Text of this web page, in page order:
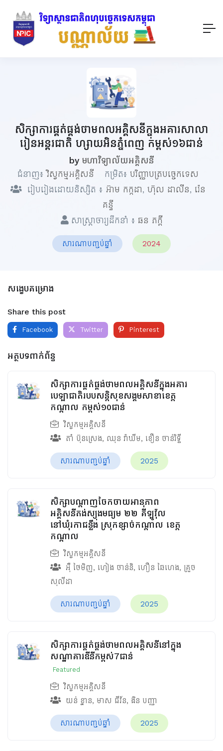
សិក្សាការផ្គត់ផ្គង់ថាមពលអគ្គិសនីក្នុងអគារ​សាលា
រៀនអន្តរជាតិ ហ្សាយអិនភ្នំពេញ កម្ពស់១៦ជាន់
by មហាវិទ្យាល័យអគ្គិសនី
ជំនាញ៖វិស្វកម្មអគ្គិសនី កម្រិត៖ បរិញ្ញាបត្របច្ចេកទេស
រៀបរៀងដោយនិស្សិត ៖ អ៊ាម កក្កដា, ហ៊ុល ដាលីន, រ៉េន
គន្ធី
សាស្ត្រាចារ្យដឹកនាំ ៖ ឆន ភក្តី
សារណាបញ្ចប់ឆ្នាំ 2024
សង្ខេបគម្រោង
Share this post
Facebook Twitter Pinterest
អត្ថបទពាក់ព័ន្ធ
សិក្សាការផ្គត់ផ្គង់ថាមពលអគ្គិសនីក្នុងអគារ
បេឡាជាតិរបបសន្តិសុខ​សង្គមសាខាខេត្ត
កណ្តាល កម្ពស់១០ជាន់
វិស្វកម្មអគ្គិសនី
តាំ ប៊ុនស្រេង, ឈុន វ៉ាឃីម​, ខឿន ចាន់រិទ្ធី​
សារណាបញ្ចប់ឆ្នាំ 2025
សិក្សាបណ្តាញចែកចាយអានុភាព
អគ្គិសនីតង់ស្យុងមធ្យម ២២ គីឡូវ៉ុល
នៅឃុំរកាជន្លឹង ស្រុកខ្សាច់កណ្ដាល ខេត្ត
កណ្ដាល
វិស្វកម្មអគ្គិសនី
អ៊ឺ ថៃមិញ, ហៀង ចាន់និ, ហឿន ឆៃហេង, គ្រួច
សុលីដា
សារណាបញ្ចប់ឆ្នាំ 2025
សិក្សាការផ្គត់ផ្គង់ថាមពលអគ្គិសនីនៅក្នុង
សណ្ឋាគារឌីនីកម្ពស់7ជាន់
Featured
វិស្វកម្មអគ្គិសនី
យន់ ខ្នាន, មាស ជីវ័ន, ងិន បញ្ញា
សារណាបញ្ចប់ឆ្នាំ 2025